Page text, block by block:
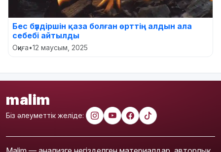
Бес бүлдіршін қаза болған өрттің алдын ала
себебі айтылды
Оқиға•12 маусым, 2025
malim
Біз әлеуметтік желіде: